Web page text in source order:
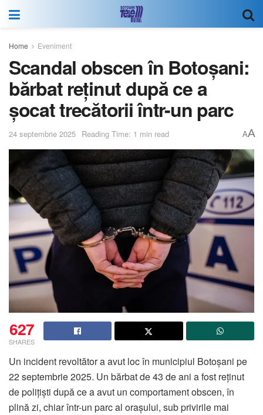
Home Eveniment
Scandal obscen în Botoșani:
bărbat reținut după ce a
șocat trecătorii într-un parc
24 septembrie 2025 Reading Time: 1 min read AA
627
SHARES
Un incident revoltător a avut loc în municipiul Botoșani pe
22 septembrie 2025. Un bărbat de 43 de ani a fost reținut
de polițiști după ce a avut un comportament obscen, în
plină zi, chiar într-un parc al orașului, sub privirile mai